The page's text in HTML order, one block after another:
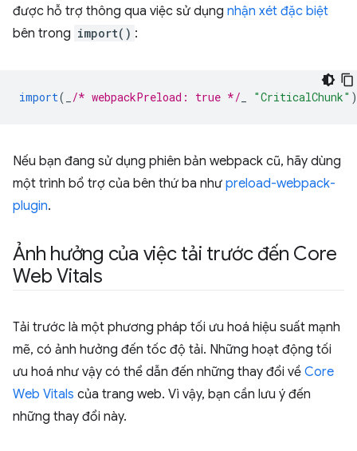
được hỗ trợ thông qua việc sử dụng nhận xét đặc biệt
bên trong import() :
import( /* webpackPreload: true */ "CriticalChunk" )
Nếu bạn đang sử dụng phiên bản webpack cũ, hãy dùng
một trình bổ trợ của bên thứ ba như preload-webpack-
plugin.
Ảnh hưởng của việc tải trước đến Core
Web Vitals
Tải trước là một phương pháp tối ưu hoá hiệu suất mạnh
mẽ, có ảnh hưởng đến tốc độ tải. Những hoạt động tối
ưu hoá như vậy có thể dẫn đến những thay đổi về Core
Web Vitals của trang web. Vì vậy, bạn cần lưu ý đến
những thay đổi này.